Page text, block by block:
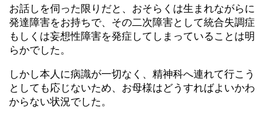
お話しを伺った限りだと、おそらくは生まれながらに
発達障害をお持ちで、その二次障害として統合失調症
もしくは妄想性障害を発症してしまっていることは明
らかでした。
しかし本人に病識が一切なく、精神科へ連れて行こう
としても応じないため、お母様はどうすればよいかわ
からない状況でした。